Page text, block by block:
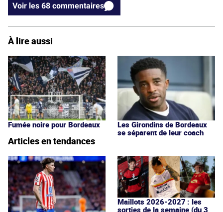
Voir les 68 commentaires
À lire aussi
Fumée noire pour Bordeaux
Les Girondins de Bordeaux
se séparent de leur coach
Articles en tendances
Maillots 2026-2027 : les
sorties de la semaine (du 3